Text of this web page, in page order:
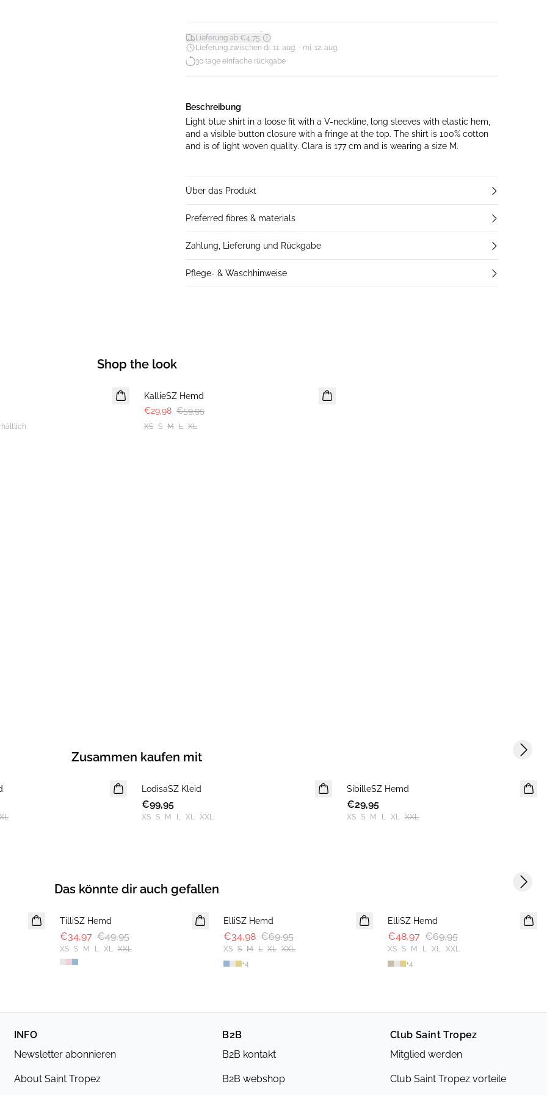
Lieferung ab €4,75*
Lieferung zwischen di. 11. aug. - mi. 12. aug.
30 tage einfache rückgabe
Beschreibung
Light blue shirt in a loose fit with a V-neckline, long sleeves with elastic hem,
and a visible button closure with a fringe at the top. The shirt is 100% cotton
and is of light woven quality. Clara is 177 cm and is wearing a size M.
Über das Produkt
Preferred fibres & materials
Zahlung, Lieferung und Rückgabe
Pflege- & Waschhinweise
Shop the look
-50%
KallieSZ Hemd
€29,98 €59,95
XS S M L XL
Zusammen kaufen mit
NEUHEIT
LodisaSZ Kleid
€99,95
XS S M L XL XXL
NEUHEIT
SibilleSZ Hemd
€29,95
XS S M L XL XXL
Next
Das könnte dir auch gefallen
30%
TilliSZ Hemd
€34,97 €49,95
XS S M L XL XXL
ElliSZ Hemd
€34,98 €69,95
XS S M L XL XXL
+4
ElliSZ Hemd
€48,97 €69,95
XS S M L XL XXL
+4
Next
INFO
Newsletter abonnieren
About Saint Tropez
B2B
B2B kontakt
B2B webshop
Club Saint Tropez
Mitglied werden
Club Saint Tropez vorteile